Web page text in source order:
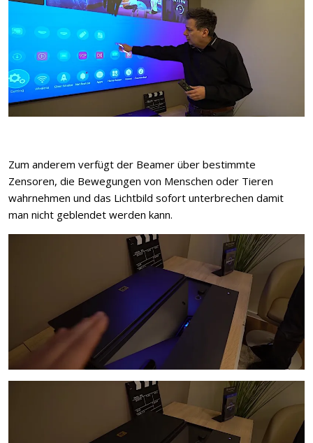
Zum anderem verfügt der Beamer über bestimmte
Zensoren, die Bewegungen von Menschen oder Tieren
wahrnehmen und das Lichtbild sofort unterbrechen damit
man nicht geblendet werden kann.